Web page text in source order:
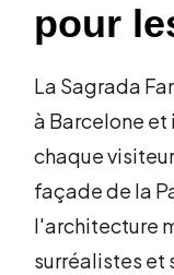
pour
La Sagrada
à Barcelone et
chaque
façade de la
l'architecture
surréalistes et